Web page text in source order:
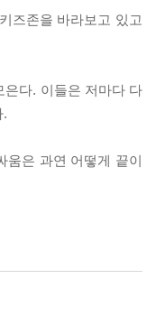
즈존을 바라보고 있고
은다. 이들은 저마다 다
.
움은 과연 어떻게 끝이